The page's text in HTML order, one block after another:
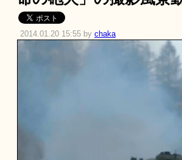
2014.01.20 15:55 by chaka